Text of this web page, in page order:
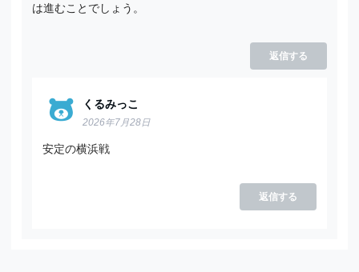
は進むことでしょう。
返信する
くるみっこ
2026年7月28日
安定の横浜戦
返信する